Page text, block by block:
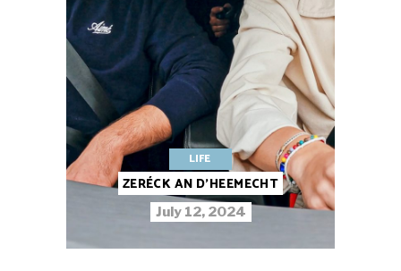
LIFE
ZERÉCK AN D’HEEMECHT
July 12, 2024